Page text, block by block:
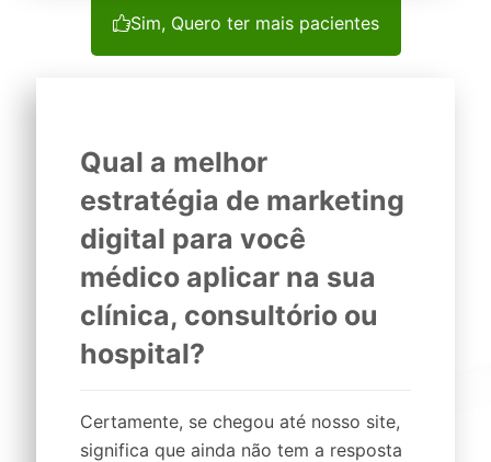
Sim, Quero ter mais pacientes
Qual a melhor
estratégia de marketing
digital para você
médico aplicar na sua
clínica, consultório ou
hospital?
Certamente, se chegou até nosso site,
significa que ainda não tem a resposta